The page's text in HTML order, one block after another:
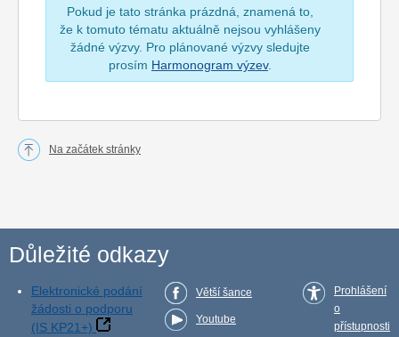
Pokud je tato stránka prázdná, znamená to,
že k tomuto tématu aktuálně nejsou vyhlášeny
žádné výzvy. Pro plánované výzvy sledujte
prosím Harmonogram výzev.
Na začátek stránky
Důležité odkazy
Elektronické podání
žádosti o podporu
(IS KP21+)
Větší šance
Youtube
Prohlášení
o
přístupnosti